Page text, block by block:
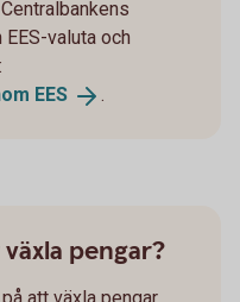
valuta och
EES .
pengar?
att växla pengar